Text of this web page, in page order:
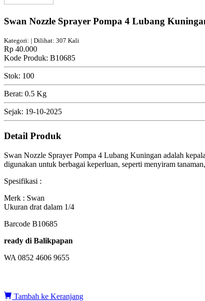
Swan Nozzle Sprayer Pompa 4 Lubang
Kategori: | Dilihat: 307 Kali
Rp 40.000
Kode Produk: B10685
Stok: 100
Berat: 0.5 Kg
Sejak: 19-10-2025
Detail Produk
Swan Nozzle Sprayer Pompa 4 Lubang Kuningan adalah
digunakan untuk berbagai keperluan, seperti menyiram
Spesifikasi :
Merk : Swan
Ukuran drat dalam 1/4
Barcode B10685
ready di Balikpapan
WA 0852 4606 9655
Tambah ke Keranjang